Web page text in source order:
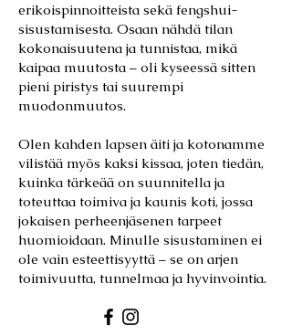
erikoispinnoitteista sekä fengshui-
sisustamisesta. Osaan nähdä tilan
kokonaisuutena ja tunnistaa, mikä
kaipaa muutosta – oli kyseessä sitten
pieni piristys tai suurempi
muodonmuutos.
Olen kahden lapsen äiti ja kotonamme
vilistää myös kaksi kissaa, joten tiedän,
kuinka tärkeää on suunnitella ja
toteuttaa toimiva ja kaunis koti, jossa
jokaisen perheenjäsenen tarpeet
huomioidaan. Minulle sisustaminen ei
ole vain esteettisyyttä – se on arjen
toimivuutta, tunnelmaa ja hyvinvointia.